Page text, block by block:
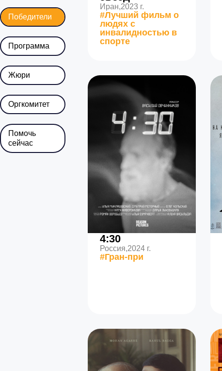
Иран,2023 г.
#Лучший фильм о
людях с
инвалидностью в
спорте
4:30
Россия,2024 г.
#Гран-при
Победители
Программа
Жюри
Оргкомитет
Помочь
сейчас